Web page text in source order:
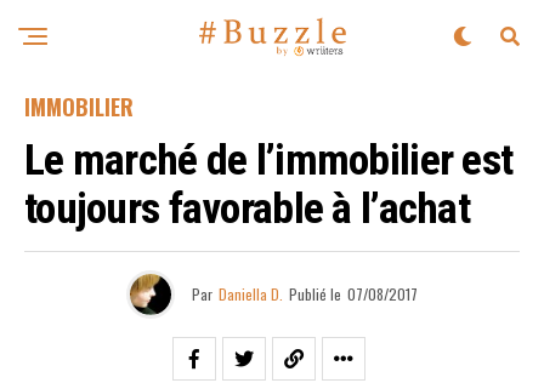
IMMOBILIER
Le marché de l’immobilier est
toujours favorable à l’achat
Par Daniella D. Publié le 07/08/2017